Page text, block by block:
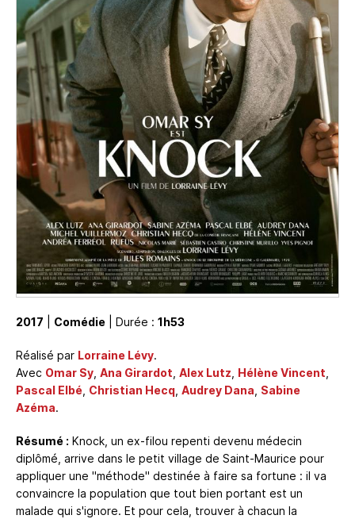
2017 Comédie | Durée : 1h53
Réalisé par Lorraine Lévy.
Avec Omar Sy Ana Girardot Alex Lutz Hélène Vincent
Pascal Elbé Christian Hecq Audrey Dana Sabine
Azéma.
Résumé : Knock, un ex-filou repenti devenu médecin
diplômé, arrive dans le petit village de Saint-Maurice pour
appliquer une "méthode" destinée à faire sa fortune : il va
convaincre la population que tout bien portant est un
malade qui s'ignore. Et pour cela, trouver à chacun la